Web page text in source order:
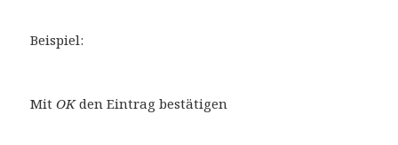
Beispiel:
MitOKden Eintrag bestätigen